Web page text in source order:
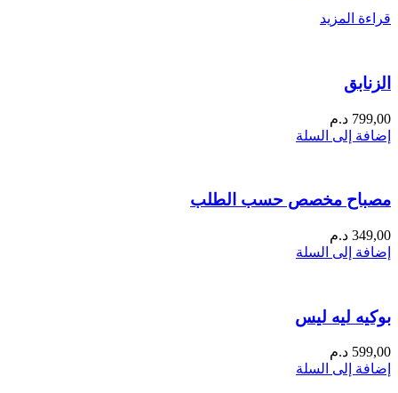
قراءة المزيد
الزنابق
799,00 د.م
إضافة إلى السلة
مصباح مخصص حسب الطلب
349,00 د.م
إضافة إلى السلة
بوكيه ليه ليس
599,00 د.م
إضافة إلى السلة